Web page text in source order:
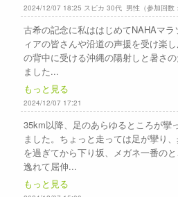
2024/12/07 18:25 スピカ 30代 男性（参加回数
古希の記念に私ははじめてNAHAマ
ィアの皆さんや沿道の声援を受け楽
の背中に受ける沖縄の陽射しと暑さ
ました...
もっと見る
2024/12/07 17:21
35km以降、足のあらゆるところが攣
ました。ちょっと走っては足が攣り
を過ぎてから下り坂、メガネ一番の
逸れて屈伸...
もっと見る